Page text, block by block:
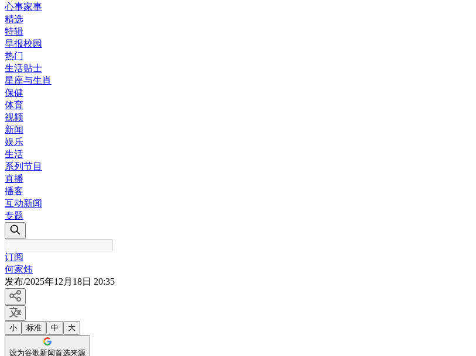
心事家事
精选
特辑
早报校园
热门
生活贴士
星座与生肖
保健
体育
视频
新闻
娱乐
生活
系列节目
直播
播客
互动新闻
专题
订阅
何家炜
发布/2025年12月18日 20:35
小 标准 中 大
设为谷歌新闻首选来源